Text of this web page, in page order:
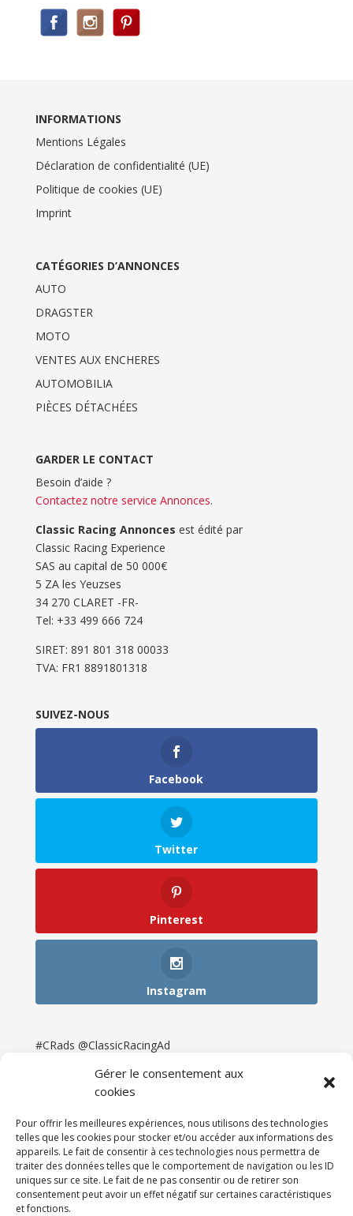
Gérer le consentement aux
cookies
Pour offrir les meilleures expériences, nous utilisons des technologies
telles que les cookies pour stocker et/ou accéder aux informations des
appareils. Le fait de consentir à ces technologies nous permettra de
traiter des données telles que le comportement de navigation ou les ID
uniques sur ce site. Le fait de ne pas consentir ou de retirer son
consentement peut avoir un effet négatif sur certaines caractéristiques
et fonctions.
INFORMATIONS
Mentions Légales
Déclaration de confidentialité (UE)
Politique de cookies (UE)
Imprint
CATÉGORIES D’ANNONCES
AUTO
DRAGSTER
MOTO
VENTES AUX ENCHERES
AUTOMOBILIA
PIÈCES DÉTACHÉES
GARDER LE CONTACT
Besoin d’aide ?
Contactez notre service Annonces.
Classic Racing Annonces est édité par
Classic Racing Experience
SAS au capital de 50 000€
5 ZA les Yeuzses
34 270 CLARET -FR-
Tel: ‭+33 499 666 724‬
SIRET: 891 801 318 00033
TVA: FR1 8891801318
SUIVEZ-NOUS
Facebook
Twitter
Pinterest
Instagram
#CRads @ClassicRacingAd